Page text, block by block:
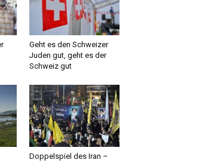
Geht es den Schweizer
Juden gut, geht es der
Schweiz gut
Doppelspiel des Iran –